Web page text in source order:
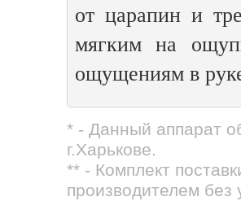
от царапин и
мягким на
ощущениям в
* - Данный аппарат
г.Харькове.
** - Комплект
производителем без